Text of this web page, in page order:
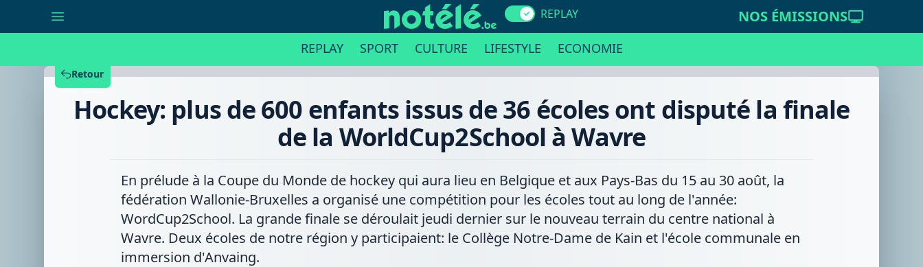
REPLAY NOS ÉMISSIONS
REPLAY SPORT CULTURE LIFESTYLE ECONOMIE
Retour
Hockey: plus de 600 enfants issus de 36 écoles ont disputé la finale
de la WorldCup2School à Wavre
En prélude à la Coupe du Monde de hockey qui aura lieu en Belgique et aux Pays-Bas du 15 au 30 août, la
fédération Wallonie-Bruxelles a organisé une compétition pour les écoles tout au long de l'année:
WordCup2School. La grande finale se déroulait jeudi dernier sur le nouveau terrain du centre national à
Wavre. Deux écoles de notre région y participaient: le Collège Notre-Dame de Kain et l'école communale en
immersion d'Anvaing.